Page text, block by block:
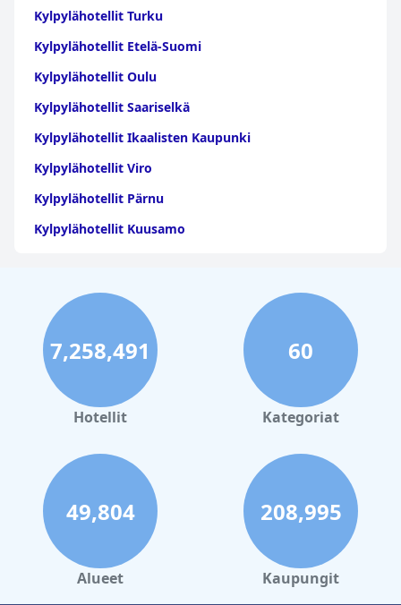
Kylpylähotellit Turku
Kylpylähotellit Etelä-Suomi
Kylpylähotellit Oulu
Kylpylähotellit Saariselkä
Kylpylähotellit Ikaalisten Kaupunki
Kylpylähotellit Viro
Kylpylähotellit Pärnu
Kylpylähotellit Kuusamo
Kylpylähotellit Rovaniemi
Kylpylähotellit Lappeenranta
Kylpylähotellit Kalajoki
Kylpylähotellit Lohja
Kylpylähotellit Tahkovuori
Kylpylähotellit Luosto
Kylpylähotellit Budapest
Kylpylähotellit Vierumäki
7,258,491
Hotellit
60
Kategoriat
49,804
Alueet
208,995
Kaupungit